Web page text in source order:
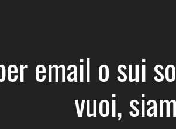
email o sui
vuoi,